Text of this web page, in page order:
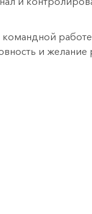
и желание